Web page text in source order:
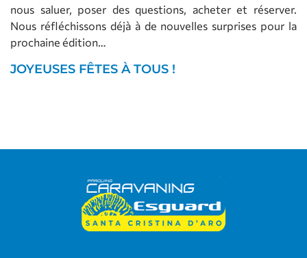
nous saluer, poser des questions, acheter et réserver.
Nous réfléchissons déjà à de nouvelles surprises pour la
prochaine édition…
JOYEUSES FÊTES À TOUS !